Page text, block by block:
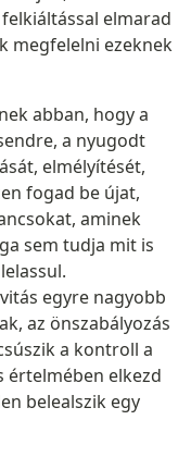
elmarad
megfelelni ezeknek
abban, hogy a
a nyugodt
elmélyítését,
fogad be újat,
aminek
sem tudja mit is
egyre nagyobb
az önszabályozás
a kontroll a
értelmében elkezd
belealszik egy